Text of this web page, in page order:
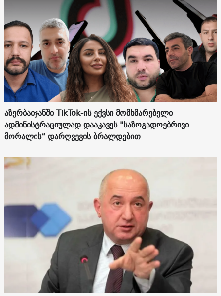
აზერბაიჯანში TikTok-ის ექვსი მომხმარებელი
ადმინისტრაციულად დააკავეს "საზოგადოებრივი
მორალის“ დარღვევის ბრალდებით